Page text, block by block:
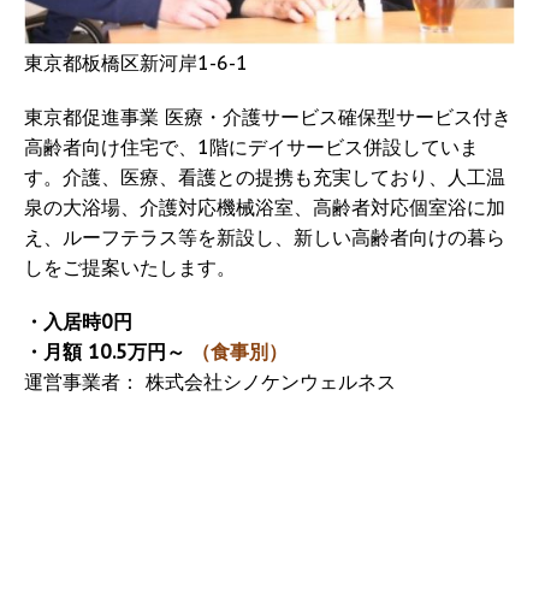
東京都板橋区新河岸1-6-1
東京都促進事業 医療・介護サービス確保型サービス付き
高齢者向け住宅で、1階にデイサービス併設していま
す。介護、医療、看護との提携も充実しており、人工温
泉の大浴場、介護対応機械浴室、高齢者対応個室浴に加
え、ルーフテラス等を新設し、新しい高齢者向けの暮ら
しをご提案いたします。
・入居時0円
・月額 10.5万円～
（食事別）
運営事業者： 株式会社シノケンウェルネス